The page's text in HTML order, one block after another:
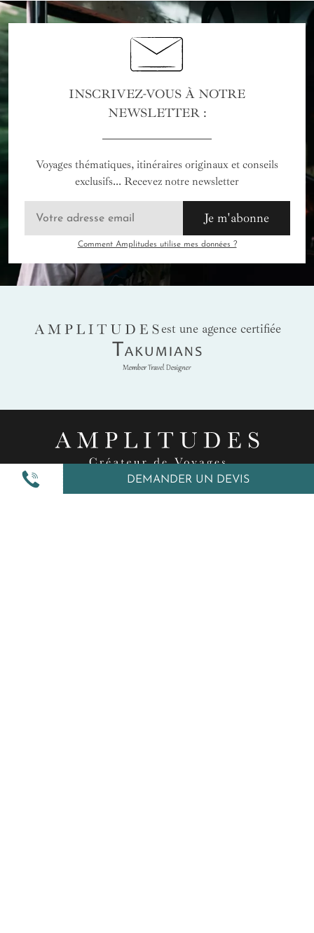
DEMANDER UN DEVIS
INSCRIVEZ-VOUS À NOTRE
NEWSLETTER :
Voyages thématiques, itinéraires originaux et conseils
exclusifs... Recevez notre newsletter
Je m'abonne
Comment Amplitudes utilise mes données ?
AMPLITUDES
est une agence certifiée
Takumians